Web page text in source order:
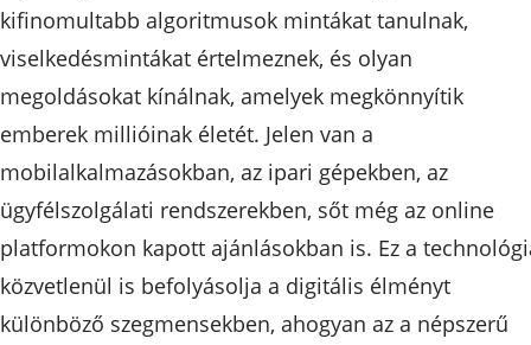
kifinomultabb algoritmusok mintákat tanulnak,
viselkedésmintákat értelmeznek, és olyan
megoldásokat kínálnak, amelyek megkönnyítik
emberek millióinak életét. Jelen van a
mobilalkalmazásokban, az ipari gépekben, az
ügyfélszolgálati rendszerekben, sőt még az online
platformokon kapott ajánlásokban is. Ez a
közvetlenül is befolyásolja a digitális élményt
különböző szegmensekben, ahogyan az a népszerű